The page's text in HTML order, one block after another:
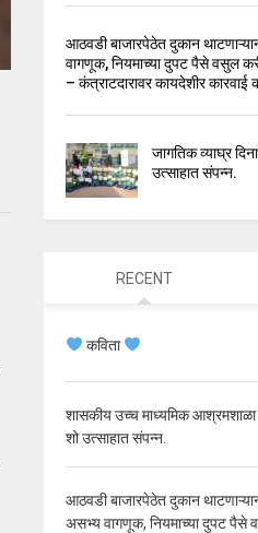
आठवडी बाजारपेठेत दुकान
वागणूक, नियमाच्या दुपट पैसे वसुल
– कंत्राटदारावर कायदेशीर कारवाई
जागतिक व्याघ्र
उत्साहात संपन्न.
RECENT
कविता
शासकीय उच्च माध्यमिक
शो उत्साहात संपन्न.
आठवडी बाजारपेठेत दुकान
असभ्य वागणूक, नियमाच्या दुपट पैसे